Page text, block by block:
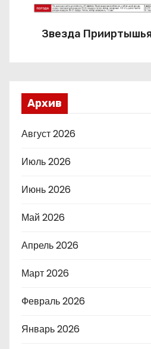
Звезда
Архив
Август 2026
Июль 2026
Июнь 2026
Май 2026
Апрель 2026
Март 2026
Февраль 2026
Январь 2026